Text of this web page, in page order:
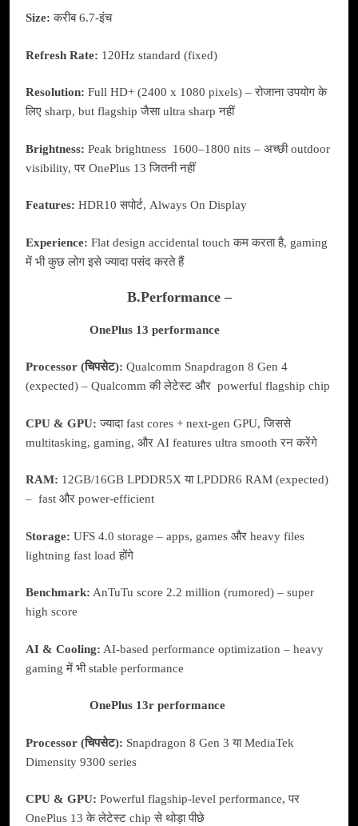
Size: करीब 6.7-इंच
Refresh Rate: 120Hz standard (fixed)
Resolution: Full HD+ (2400 x 1080 pixels) – रोजाना उपयोग के
लिए sharp, but flagship जैसा ultra sharp नहीं
Brightness: Peak brightness 1600–1800 nits – अच्छी outdoor
visibility, पर OnePlus 13 जितनी नहीं
Features: HDR10 सपोर्ट, Always On Display
Experience: Flat design accidental touch कम करता है, gaming
में भी कुछ लोग इसे ज्यादा पसंद करते हैं
B.Performance –
OnePlus 13 performance
Processor (चिपसेट): Qualcomm Snapdragon 8 Gen 4
(expected) – Qualcomm की लेटेस्ट और powerful flagship chip
CPU & GPU: ज्यादा fast cores + next-gen GPU, जिससे
multitasking, gaming, और AI features ultra smooth रन करेंगे
RAM: 12GB/16GB LPDDR5X या LPDDR6 RAM (expected)
– fast और power-efficient
Storage: UFS 4.0 storage – apps, games और heavy files
lightning fast load होंगे
Benchmark: AnTuTu score 2.2 million (rumored) – super
high score
AI & Cooling: AI-based performance optimization – heavy
gaming में भी stable performance
OnePlus 13r performance
Processor (चिपसेट): Snapdragon 8 Gen 3 या MediaTek
Dimensity 9300 series
CPU & GPU: Powerful flagship-level performance, पर
OnePlus 13 के लेटेस्ट chip से थोड़ा पीछे